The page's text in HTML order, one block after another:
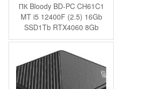
ПК Bloody BD-PC CH61C1
MT i5 12400F (2.5) 16Gb
SSD1Tb RTX4060 8Gb
Windows 11 Home 64
GbitEth 500W черный
(2085729)